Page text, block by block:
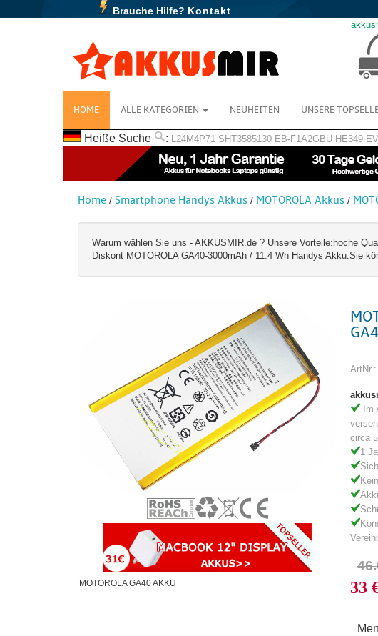
Brauche Hilfe? Kontakt
HOME ALLE KATEGORIEN NEUHEITEN UNSERE
Heiße Suche : L24M4P71 SHT3585130 EB-F1A2GBU HE349
Home/ Smartphone Handys Akkus/ MOTOROLA Akkus/
Warum wählen Sie uns - AKKUSMIR.de ? Unsere Vorteile:hoche
Diskont MOTOROLA GA40-3000mAh / 11.4 Wh Handys Akku.Sie
MOTOROLA GA40 AKKU
Im
circa
1
33